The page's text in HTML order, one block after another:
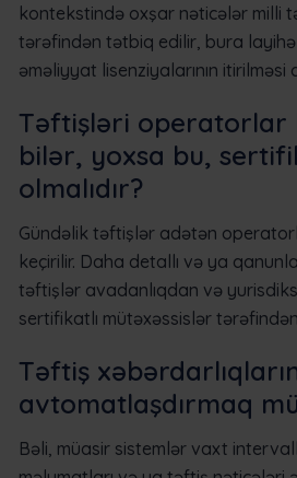
kontekstində oxşar nəticələr milli
tərəfindən tətbiq edilir, bura
əməliyyat lisenziyalarının itirilməsi
Təftişləri operatorlar
bilər, yoxsa bu,
olmalıdır?
Gündəlik təftişlər adətən
keçirilir. Daha detallı və ya
təftişlər avadanlıqdan və
sertifikatlı mütəxəssislər tərəfindən
Təftiş
avtomatlaşdırmaq
Bəli, müasir sistemlər vaxt